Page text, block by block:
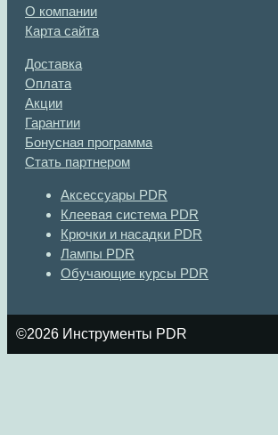
О компании
Карта сайта
Доставка
Оплата
Акции
Гарантии
Бонусная программа
Стать партнером
Аксессуары PDR
Клеевая система PDR
Крючки и насадки PDR
Лампы PDR
Обучающие курсы PDR
©2026 Инструменты PDR